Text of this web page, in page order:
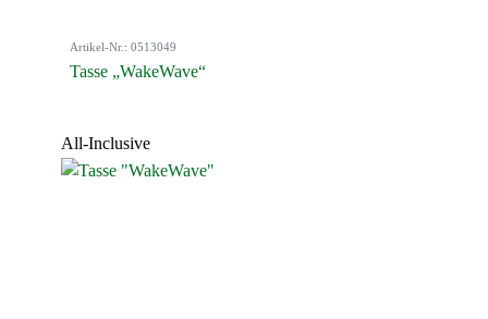
Artikel-Nr.: 0513049
Tasse „WakeWave“
All-Inclusive